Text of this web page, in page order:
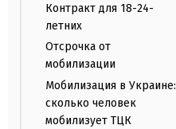
Контракт для 18-24-
летних
Отсрочка от
мобилизации
Мобилизация в Украине:
сколько человек
мобилизует ТЦК